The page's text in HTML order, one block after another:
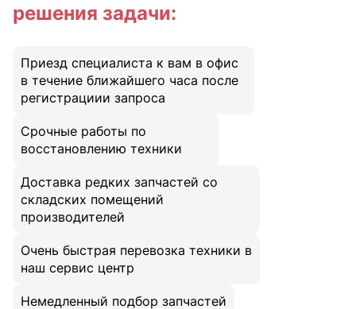
решения задачи:
Приезд специалиста к вам в офис
в течение ближайшего часа после
регистрациии запроса
Срочные работы по
восстановлению техники
Доставка редких запчастей со
складских помещений
производителей
Очень быстрая перевозка техники в
наш сервис центр
Немедленный подбор запчастей